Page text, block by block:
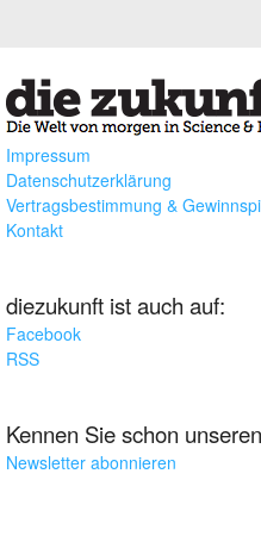
Impressum
Datenschutzerklärung
Vertragsbestimmung &
Kontakt
diezukunft ist auch auf:
Facebook
RSS
Kennen Sie schon
Newsletter abonnieren